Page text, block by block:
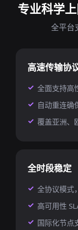
专业科学
全平台
高速传输协
全面支持高
自动重连确
覆盖亚洲、
全时段稳定
全协议模式
高可用性
国际化节点